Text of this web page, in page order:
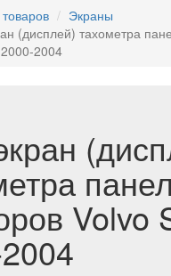
Экраны
(дисплей) тахометра
2004
Volvo